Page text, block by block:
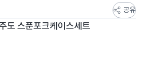
공유
도 스푼포크케이스세트